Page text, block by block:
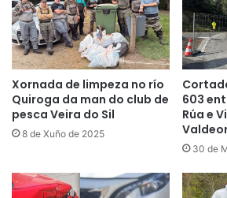
Xornada de limpeza no río
Quiroga da man do club de
pesca Veira do Sil
8 de Xuño de 2025
603
Rúa e
30 de